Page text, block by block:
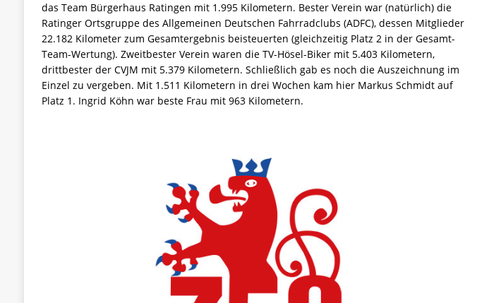
das Team Bürgerhaus Ratingen mit 1.995 Kilometern. Bester Verein war (natürlich) die
Ratinger Ortsgruppe des Allgemeinen Deutschen Fahrradclubs (ADFC), dessen Mitglieder
22.182 Kilometer zum Gesamtergebnis beisteuerten (gleichzeitig Platz 2 in der Gesamt-
Team-Wertung). Zweitbester Verein waren die TV-Hösel-Biker mit 5.403 Kilometern,
drittbester der CVJM mit 5.379 Kilometern. Schließlich gab es noch die Auszeichnung im
Einzel zu vergeben. Mit 1.511 Kilometern in drei Wochen kam hier Markus Schmidt auf
Platz 1. Ingrid Köhn war beste Frau mit 963 Kilometern.